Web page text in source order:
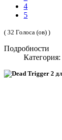
4
5
( 32 Голоса (ов) )
Подробности
Категория: